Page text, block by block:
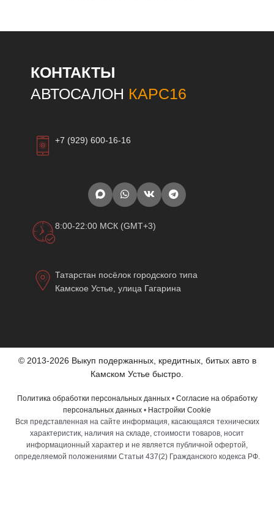
КОНТАКТЫ
АВТОСАЛОН КАРС16
+7 (929) 600-16-16
8:00-22:00 МСК (GMT+3)
Татарстан посёлок городского типа
Камское Устье, улица Гагарина
© 2013-2026 Выкуп подержанных, кредитных, битых авто в
Камском Устье быстро.
Политика обработки персональных данных• Согласие на обработку
персональных данных • Настройки Cookie
Вся представленная на сайте информация, касающаяся технических
характеристик, наличия на складе, стоимости товаров, носит
информационный характер и не является публичной офертой,
определяемой положениями Статьи 437(2) Гражданского кодекса РФ.